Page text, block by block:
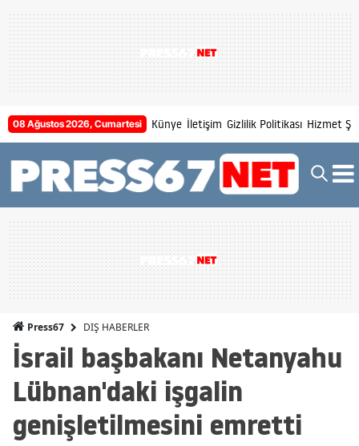
08 Ağustos 2026, Cumartesi Künye İletişim Gizlilik Politikası Hizmet
Press67 DIŞ HABERLER
İsrail başbakanı Netanyahu
Lübnan'daki işgalin
genişletilmesini emretti